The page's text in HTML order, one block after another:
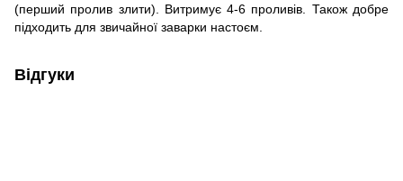
(перший пролив злити). Витримує 4-6 проливів. Також добре
підходить для звичайної заварки настоєм.
Відгуки